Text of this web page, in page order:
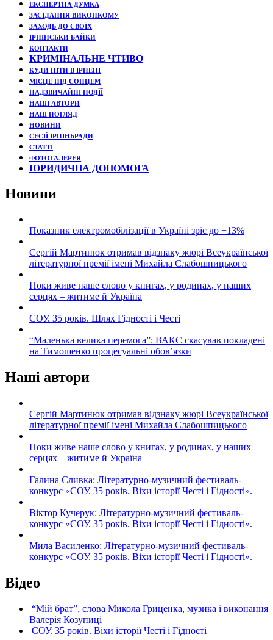
ЕКСПЕРТНА ДУМКА
ЗАСІДАННЯ ВИКОНКОМУ
ЗАХОДЬ ДО СВОЇХ
ІРПІНСЬКИ БАЙКИ
КОНТАКТИ
КРИМІНАЛЬНЕ ЧТИВО
КУДИ ПІТИ В ІРПЕНІ
МІСЦЕ ПІД СОНЦЕМ
НАДЗВИЧАЙНІ ПОДЇЇ
НАШІ АВТОРИ
НАШ ПОГЛЯД
НОВИНИ
СЕСІЇ ІРПІНЬРАДИ
СТАТТІ
ФОТОГАЛЕРЕЯ
ЮРИДИЧНА ДОПОМОГА
Новини
Показник електромобілізації в Україні зріс до +13%
Сергій Мартинюк отримав відзнаку жюрі Всеукраїнської
літературної премії імені Михайла Слабошпицького
Поки живе наше слово у книгах, у родинах, у наших
серцях – житиме й Україна
СОУ. 35 років. Шлях Гідності і Честі
“Маленька велика перемога”: ВАКС скасував покладені
на Тимошенко процесуальні обов’язки
Наші автори
Сергій Мартинюк отримав відзнаку жюрі Всеукраїнської
літературної премії імені Михайла Слабошпицького
Поки живе наше слово у книгах, у родинах, у наших
серцях – житиме й Україна
Галина Сливка: Літературно-музичний фестиваль-
конкурс «СОУ. 35 років. Віхи історії Честі і Гідності».
Віктор Кучерук: Літературно-музичний фестиваль-
конкурс «СОУ. 35 років. Віхи історії Честі і Гідності».
Мила Василенко: Літературно-музичний фестиваль-
конкурс «СОУ. 35 років. Віхи історії Честі і Гідності».
Відео
“Мій брат”, слова Микола Гриценка, музика і виконання
Валерія Козупиці
СОУ. 35 років. Віхи історії Честі і Гідності